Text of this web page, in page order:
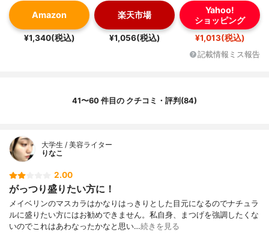
Amazon
¥1,340(税込)
楽天市場
¥1,056(税込)
Yahoo!
ショッピング
¥1,013(税込)
記載情報ミス報告
41〜60 件目の クチコミ・評判(84)
大学生 / 美容ライター
りなこ
2.00
がっつり盛りたい方に！
メイベリンのマスカラはかなりはっきりとした目元になるのでナチュラ
ルに盛りたい方にはお勧めできません。私自身、まつげを強調したくな
いのでこれはあわなったかなと思い…続きを見る